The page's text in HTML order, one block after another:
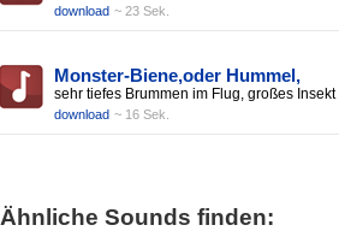
download ~ 23 Sek.
Monster-Biene,oder Hummel,
sehr tiefes Brummen im Flug, großes Insekt
download ~ 16 Sek.
Ähnliche Sounds finden: